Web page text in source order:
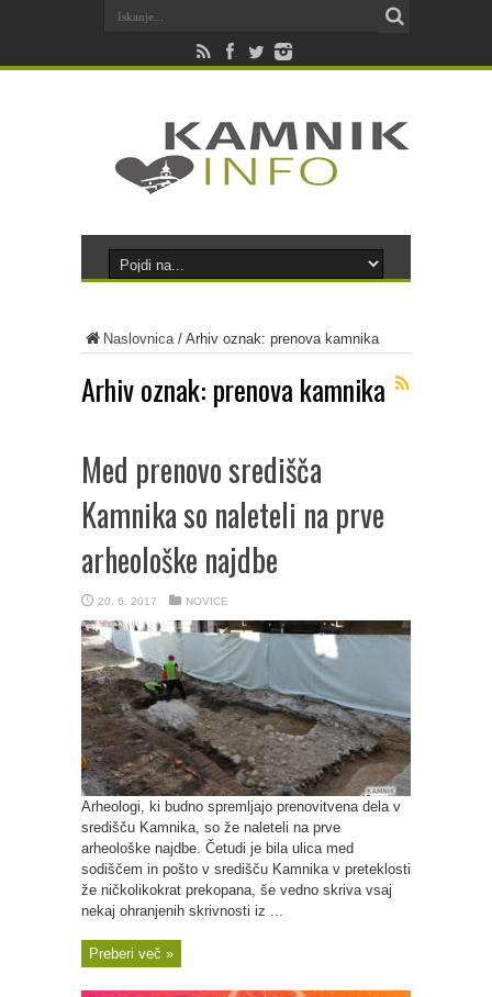
Naslovnica/ Arhiv oznak: prenova kamnika
Arhiv oznak: prenova kamnika
Med prenovo središča
Kamnika so naleteli na prve
arheološke najdbe
20. 6. 2017 NOVICE
Arheologi, ki budno spremljajo prenovitvena dela v
središču Kamnika, so že naleteli na prve
arheološke najdbe. Četudi je bila ulica med
sodiščem in pošto v središču Kamnika v preteklosti
že ničkolikokrat prekopana, še vedno skriva vsaj
nekaj ohranjenih skrivnosti iz ...
Preberi več »